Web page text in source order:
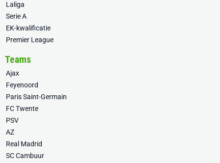
Laliga
Serie A
EK-kwalificatie
Premier League
Teams
Ajax
Feyenoord
Paris Saint-Germain
FC Twente
PSV
AZ
Real Madrid
SC Cambuur